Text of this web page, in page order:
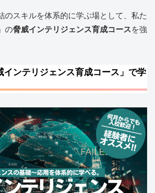
のスキルを体系的に学ぶ場として、私た
」の脅威インテリジェンス育成コースを強
インテリジェンス育成コース」で学